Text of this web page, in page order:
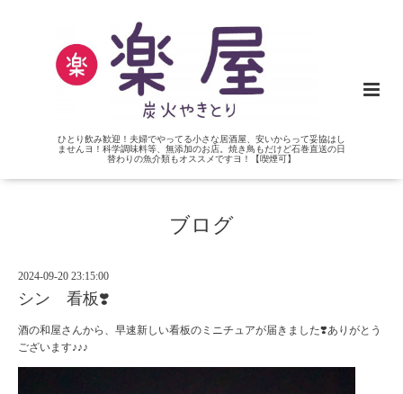
ひとり飲み歓迎！夫婦でやってる小さな居酒屋、安いからって妥協はし
ませんヨ！科学調味料等、無添加のお店。焼き鳥もだけど石巻直送の日
替わりの魚介類もオススメですヨ！【喫煙可】
ブログ
2024-09-20 23:15:00
シン 看板❣️
酒の和屋さんから、早速新しい看板のミニチュアが届きました❣️ありがとう
ございます♪♪♪